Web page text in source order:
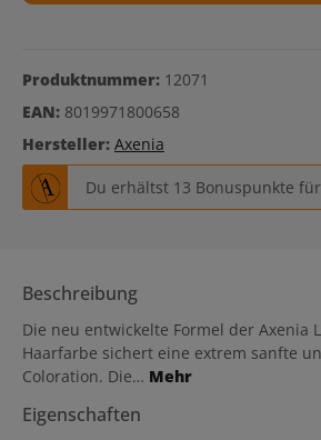
Produktnummer: 12071
EAN: 8019971800658
Hersteller: Axenia
Du erhältst 13 Bonuspunkte
Beschreibung
Die neu entwickelte Formel der Axenia
Haarfarbe sichert eine extrem sanfte
Coloration. Die… Mehr
Eigenschaften